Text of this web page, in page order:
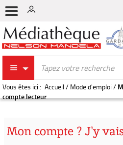
Vous êtes ici : Accueil/ Mode d'emploi /
compte lecteur
Mon compte ? J'y